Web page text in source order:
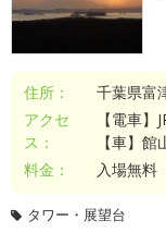
住所：
千葉県富
アクセ
ス：
【電車
【車】
料金：
入場無料
タワー・展望台